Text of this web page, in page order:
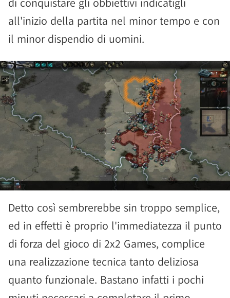
all'inizio della partita nel minor tempo e con
il minor dispendio di uomini.
Detto così sembrerebbe sin troppo semplice,
ed in effetti è proprio l'immediatezza il punto
di forza del gioco di 2x2 Games, complice
una realizzazione tecnica tanto deliziosa
quanto funzionale. Bastano infatti i pochi